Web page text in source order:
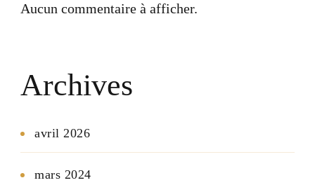
Aucun commentaire à afficher.
Archives
avril 2026
mars 2024